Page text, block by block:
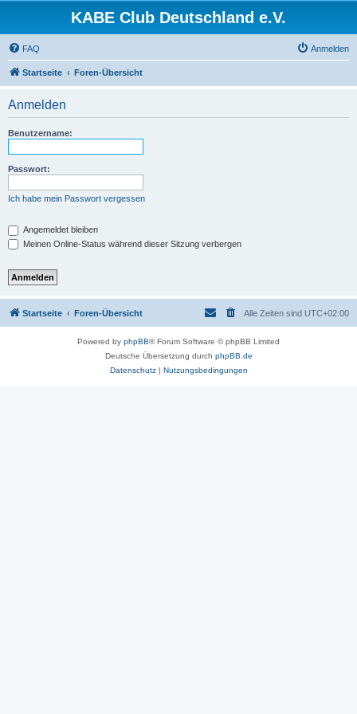
KABE Club Deutschland e.V.
FAQ Anmelden
Startseite Foren-Übersicht
Anmelden
Benutzername:
Passwort:
Ich habe mein Passwort vergessen
Angemeldet bleiben
Meinen Online-Status während dieser Sitzung verbergen
Startseite Foren-Übersicht Alle Zeiten sind UTC+02:00
Powered by phpBB® Forum Software © phpBB Limited
Deutsche Übersetzung durch phpBB.de
Datenschutz| Nutzungsbedingungen